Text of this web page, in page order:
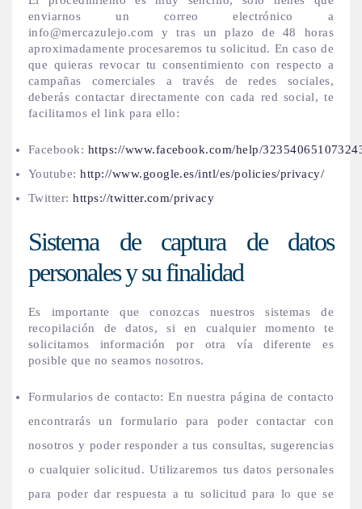
enviarnos un correo electrónico a
info@mercazulejo.com y tras un plazo de 48 horas
aproximadamente procesaremos tu solicitud. En caso de
que quieras revocar tu consentimiento con respecto a
campañas comerciales a través de redes sociales,
deberás contactar directamente con cada red social, te
facilitamos el link para ello:
Facebook: https://www.facebook.com/help/
Youtube:http://www.google.es/intl/es/policies/privacy/
Twitter:https://twitter.com/privacy
Sistema de captura de datos
personales y su finalidad
Es importante que conozcas nuestros sistemas de
recopilación de datos, si en cualquier momento te
solicitamos información por otra vía diferente es
posible que no seamos nosotros.
Formularios de contacto: En nuestra página de contacto
encontrarás un formulario para poder contactar con
nosotros y poder responder a tus consultas, sugerencias
o cualquier solicitud. Utilizaremos tus datos personales
para poder dar respuesta a tu solicitud para lo que se